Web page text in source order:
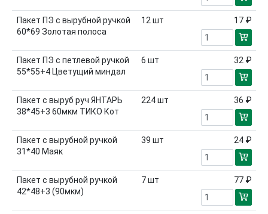
Пакет ПЭ с вырубной ручкой
60*69 Золотая полоса
12 шт 17 ₽
Пакет ПЭ с петлевой ручкой
55*55+4 Цветущий миндал
6 шт 32 ₽
Пакет с выруб руч ЯНТАРЬ
38*45+3 60мкм ТИКО Кот
224шт 36 ₽
Пакет с вырубной ручкой
31*40 Маяк
39 шт 24 ₽
Пакет с вырубной ручкой
42*48+3 (90мкм)
7шт 77 ₽